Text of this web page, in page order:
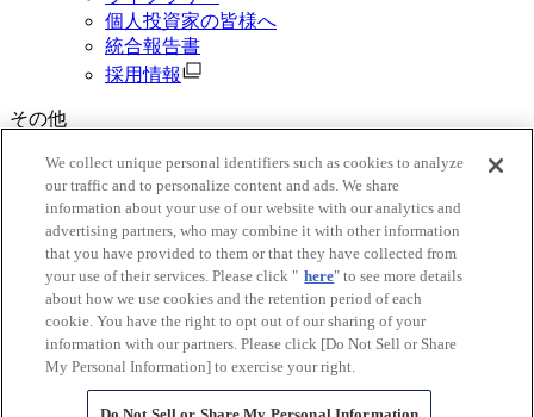
個人投資家の皆様へ
統合報告書
採用情報
その他
ご利用規約
三菱商事グループ個人情報保護基本方針
Do Not Sell or Share My Personal Information
ソーシャルメディアポリシー
ウェブ・アクセシビリティ指針
古物営業法に基づく表示
電子公告
よくあるご質問
We collect unique personal identifiers such as cookies to analyze
our traffic and to personalize content and ads. We share
information about your use of our website with our analytics and
advertising partners, who may combine it with other information
that you have provided to them or that they have collected from
your use of their services. Please click " here" to see more details
about how we use cookies and the retention period of each
cookie. You have the right to opt out of our sharing of your
information with our partners. Please click [Do Not Sell or Share
My Personal Information] to exercise your right.